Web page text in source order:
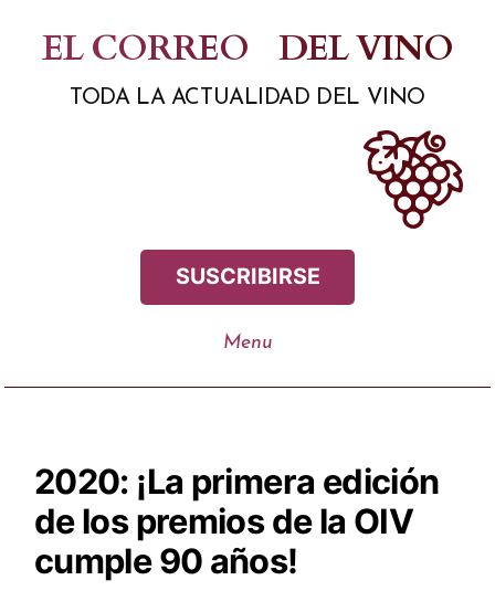
contenido
EL CORREO DEL VINO
TODA LA ACTUALIDAD DEL VINO
SUSCRIBIRSE
2020: ¡La primera edición
de los premios de la OIV
cumple 90 años!